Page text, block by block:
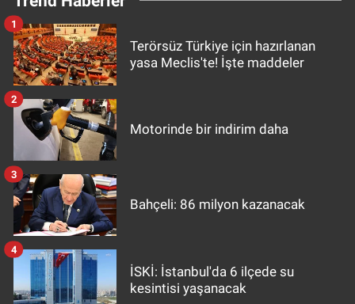
Terörsüz Türkiye için hazırlanan
yasa Meclis'te! İşte maddeler
1
Motorinde bir indirim daha
2
Bahçeli: 86 milyon kazanacak
3
İSKİ: İstanbul'da 6 ilçede su
kesintisi yaşanacak
4